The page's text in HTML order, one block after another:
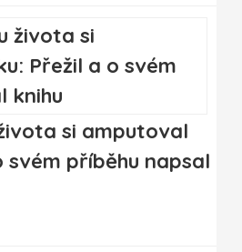
si amputoval
svém příběhu napsal